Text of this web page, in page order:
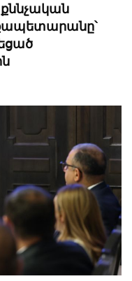
քննչական